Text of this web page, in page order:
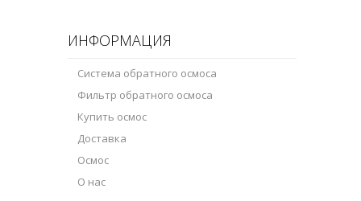
ИНФОРМАЦИЯ
Система обратного осмоса
Фильтр обратного осмоса
Купить осмос
Доставка
Осмос
О нас